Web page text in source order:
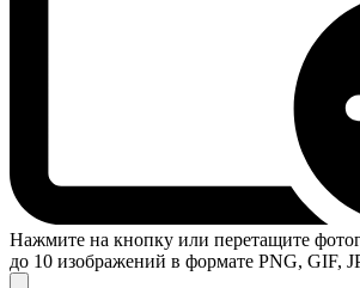
Нажмите на кнопку или перетащите
до 10 изображений в формате PNG, GIF,